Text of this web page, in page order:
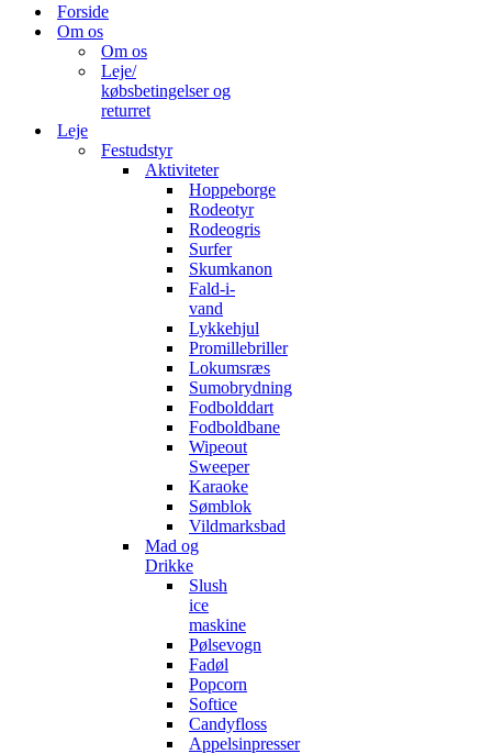
Forside
Om os
Om os
Leje/
købsbetingelser og
returret
Leje
Festudstyr
Aktiviteter
Hoppeborge
Rodeotyr
Rodeogris
Surfer
Skumkanon
Fald-i-
vand
Lykkehjul
Promillebriller
Lokumsræs
Sumobrydning
Fodbolddart
Fodboldbane
Wipeout
Sweeper
Karaoke
Sømblok
Vildmarksbad
Mad og
Drikke
Slush
ice
maskine
Pølsevogn
Fadøl
Popcorn
Softice
Candyfloss
Appelsinpresser